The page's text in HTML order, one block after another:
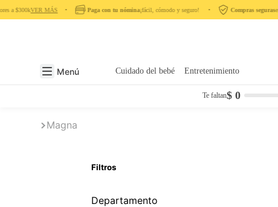
a $300kVER MÁS‎ ‎ ‎ ‎ •‎ ‎ ‎ ‎ Paga con tu nómina¡fácil, cómodo y seguro! ‎ ‎ ‎ ‎ •‎ ‎ ‎ ‎ Compras seguras
Menú Cuidado del bebé Entretenimiento
Te faltan$ 0
Magna
Filtros
Departamento